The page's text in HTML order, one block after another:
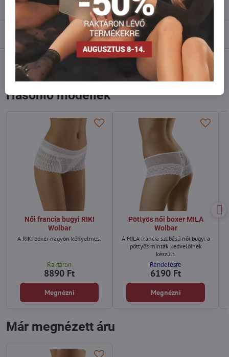
Vélemények 0
Fórum 0
Facebook Reddit LinkedIn WhatsApp
Hasonló modellek
Női francia bugyi RIKI
Wolbar
A RIKI boxer nagyon kényelmes.
Raktáron
8890 Ft
Megnézni
Pöttyös női boxer MILA
Wolbar
A MILA francia szabású női bugyi a
pöttyös minták kedvelőinek
készült.
Rendelésre
6190 Ft
Megnézni
Már megnézett áru